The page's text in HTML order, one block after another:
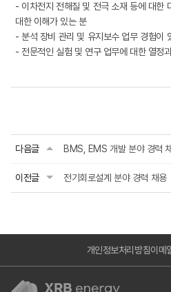
- 이차전지 전해질 및 전극 소재 등에 대한
대한 이해가 있는 분
- 분석 장비 관리 및 유지보수 업무 경험이
- 전문적인 실험 및 연구 업무에 대한 열정
다음글 BMS, EMS 개발 분야 경력
이전글 전기회로설계 분야 경력 채용
개인정보처리방침이메